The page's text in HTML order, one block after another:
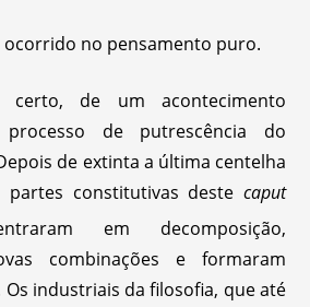
no pensamento puro.
certo, de um acontecimento
de putrescência do
de extinta a última centelha
constitutivas deste caput
em decomposição,
combinações e formaram
Os industriais da filosofia, que até